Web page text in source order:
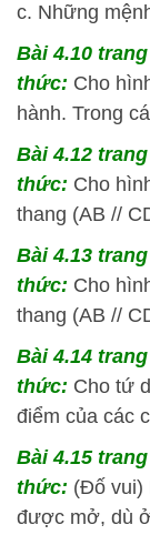
c. Những
Bài 4.10
thức: Cho
hành. Trong
Bài 4.12
thức: Cho
thang (AB //
Bài 4.13
thức: Cho
thang (AB //
Bài 4.14
thức: Cho tứ
điểm của các
Bài 4.15
thức: (Đố vui)
được mở, dù